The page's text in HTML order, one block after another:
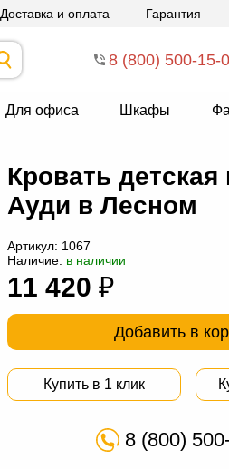
Доставка и оплата Гарантия
8 (800) 500-15-
Для офиса Шкафы
Кровать
Ауди в Лесном
Артикул: 1067
Наличие: в наличии
11 420 ₽
Добавить в
Купить в 1 клик
8 (800)